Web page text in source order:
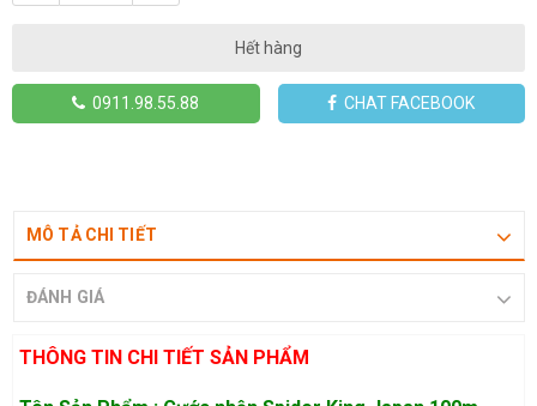
Hết hàng
0911.98.55.88 CHAT FACEBOOK
MÔ TẢ CHI TIẾT
ĐÁNH GIÁ
THÔNG TIN CHI TIẾT SẢN PHẨM